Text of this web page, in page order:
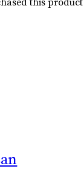
this product